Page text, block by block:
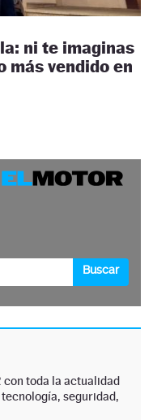
ni te imaginas
vendido en
con toda la actualidad
seguridad,